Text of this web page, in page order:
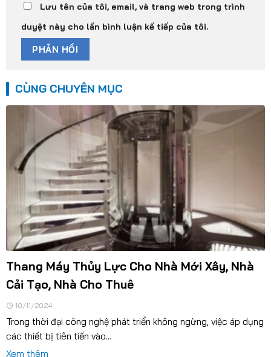
Lưu tên của tôi, email, và trang web trong trình
duyệt này cho lần bình luận kế tiếp của tôi.
CÙNG CHUYÊN MỤC
Thang Máy Thủy Lực Cho Nhà Mới Xây, Nhà
Cải Tạo, Nhà Cho Thuê
10/11/2024
Trong thời đại công nghệ phát triển không ngừng, việc áp dụng
các thiết bị tiên tiến vào...
Xem thêm